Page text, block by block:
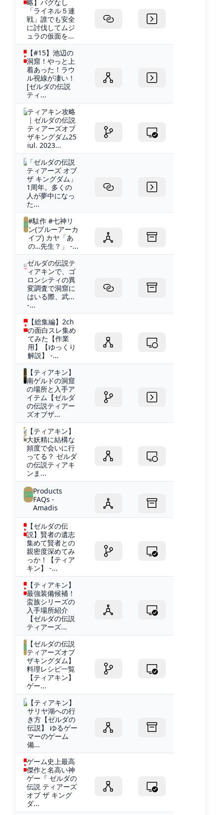
略】バグなし
「ライネル５連
戦」誰でも安全
に討伐してムジ
ュラの仮面を...
【#15】池辺の
洞窟！やっと上
着あった！ラウ
ル視線が凄い！
[ゼルダの伝説
ティ...
ティアキン攻略
｜ゼルダの伝説
ティアーズオブ
ザキングダム25
iul. 2023...
「ゼルダの伝説
ティアーズ オブ
ザ キングダム」
1周年。多くの
人が夢中になっ
た...
#駄作 #七神リ
ン(ブルーアーカ
イブ) カヤ「あ
の…先生？」 -...
ゼルダの伝説テ
ィアキンで、ゴ
ロンシティの異
変調査で洞窟に
はいる際、武...
-...
【総集編】2ch
の面白スレ集め
てみた【作業
用】【ゆっくり
解説】 -...
【ティアキン】︎
南ゲルドの洞窟
の場所と入手ア
イテム【ゼルダ
の伝説ティアー
ズオブザ...
【ティアキン】
大妖精に結構な
頻度で会いに行
ってる？ ゼルダ
の伝説ティアキ
ンま...
Products
FAQs -
Amadis
【ゼルダの伝
説】賢者の遺志
集めて賢者との
親密度深めてみ
っか！【ティア
キン】 -...
【ティアキン】
最強装備候補！
蛮族シリーズの
入手場所紹介
【ゼルダの伝説
ティアーズ...
【ゼルダの伝説
ティアーズオブ
ザキングダム】
料理レシピ一覧
【ティアキン】
ゲー...
【ティアキン】
サリヤ湖への行
き方【ゼルダの
伝説】 ゆるゲー
マーのゲーム
備...
ゲーム史上最高
傑作と名高い神
ゲー『 ゼルダの
伝説 ティアーズ
オブ ザ キング
ダ...